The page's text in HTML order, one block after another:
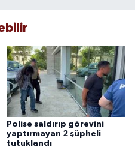
Polise saldırıp görevini
yaptırmayan 2 şüpheli
tutuklandı